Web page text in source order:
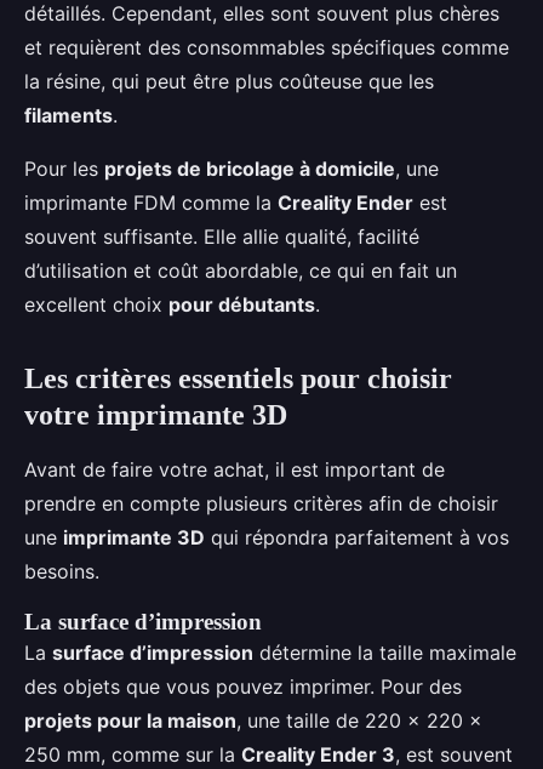
détaillés. Cependant, elles sont souvent plus chères
et requièrent des consommables spécifiques comme
la résine, qui peut être plus coûteuse que les
filaments.
Pour les projets de bricolage à domicile, une
imprimante FDM comme la Creality Ender est
souvent suffisante. Elle allie qualité, facilité
d’utilisation et coût abordable, ce qui en fait un
excellent choix pour débutants.
Les critères essentiels pour choisir
votre imprimante 3D
Avant de faire votre achat, il est important de
prendre en compte plusieurs critères afin de choisir
une imprimante 3D qui répondra parfaitement à vos
besoins.
La surface d’impression
La surface d’impression détermine la taille maximale
des objets que vous pouvez imprimer. Pour des
projets pour la maison, une taille de 220 x 220 x
250 mm, comme sur la Creality Ender 3, est souvent